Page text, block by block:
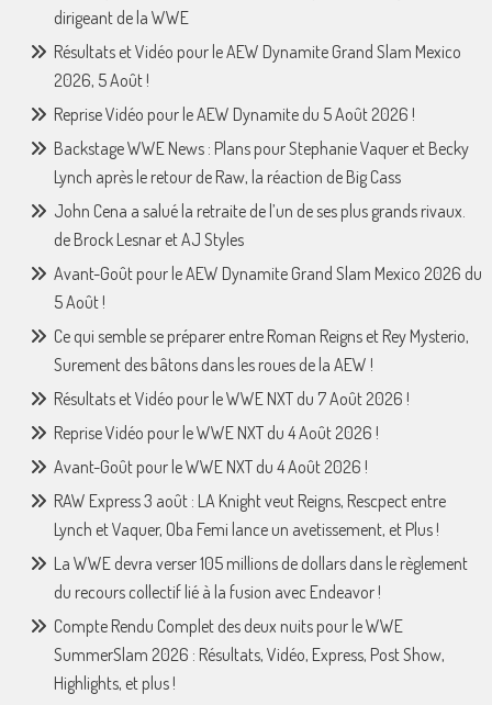
dirigeant de la WWE
Résultats et Vidéo pour le AEW Dynamite Grand Slam Mexico
2026, 5 Août !
Reprise Vidéo pour le AEW Dynamite du 5 Août 2026 !
Backstage WWE News : Plans pour Stephanie Vaquer et Becky
Lynch après le retour de Raw, la réaction de Big Cass
John Cena a salué la retraite de l’un de ses plus grands rivaux.
de Brock Lesnar et AJ Styles
Avant-Goût pour le AEW Dynamite Grand Slam Mexico 2026 du
5 Août !
Ce qui semble se préparer entre Roman Reigns et Rey Mysterio,
Surement des bâtons dans les roues de la AEW !
Résultats et Vidéo pour le WWE NXT du 7 Août 2026 !
Reprise Vidéo pour le WWE NXT du 4 Août 2026 !
Avant-Goût pour le WWE NXT du 4 Août 2026 !
RAW Express 3 août : LA Knight veut Reigns, Rescpect entre
Lynch et Vaquer, Oba Femi lance un avetissement, et Plus !
La WWE devra verser 105 millions de dollars dans le règlement
du recours collectif lié à la fusion avec Endeavor !
Compte Rendu Complet des deux nuits pour le WWE
SummerSlam 2026 : Résultats, Vidéo, Express, Post Show,
Highlights, et plus !